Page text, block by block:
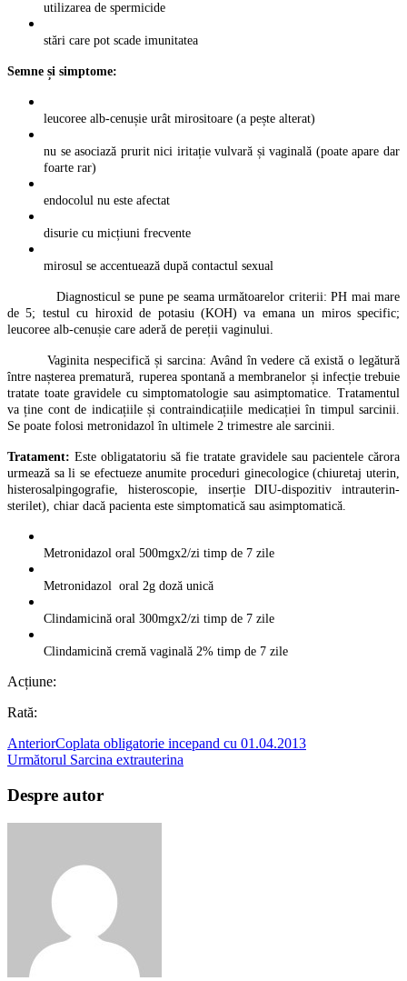
utilizarea de spermicide
stări care pot scade imunitatea
Semne și simptome:
leucoree alb-cenușie urât mirositoare (a pește alterat)
nu se asociază prurit nici iritație vulvară și vaginală (poate apare dar
foarte rar)
endocolul nu este afectat
disurie cu micțiuni frecvente
mirosul se accentuează după contactul sexual
Diagnosticul se pune pe seama următoarelor criterii: PH mai mare
de 5; testul cu hiroxid de potasiu (KOH) va emana un miros specific;
leucoree alb-cenușie care aderă de pereții vaginului.
Vaginita nespecifică și sarcina: Având în vedere că există o legătură
între nașterea prematură, ruperea spontană a membranelor și infecție trebuie
tratate toate gravidele cu simptomatologie sau asimptomatice. Tratamentul
va ține cont de indicațiile și contraindicațiile medicației în timpul sarcinii.
Se poate folosi metronidazol în ultimele 2 trimestre ale sarcinii.
Tratament: Este obligatatoriu să fie tratate gravidele sau pacientele cărora
urmează sa li se efectueze anumite proceduri ginecologice (chiuretaj uterin,
histerosalpingografie, histeroscopie, inserție DIU-dispozitiv intrauterin-
sterilet), chiar dacă pacienta este simptomatică sau asimptomatică.
Metronidazol oral 500mgx2/zi timp de 7 zile
Metronidazol oral 2g doză unică
Clindamicină oral 300mgx2/zi timp de 7 zile
Clindamicină cremă vaginală 2% timp de 7 zile
Acțiune:
Rată:
AnteriorCoplata obligatorie incepand cu 01.04.2013
Următorul Sarcina extrauterina
Despre autor